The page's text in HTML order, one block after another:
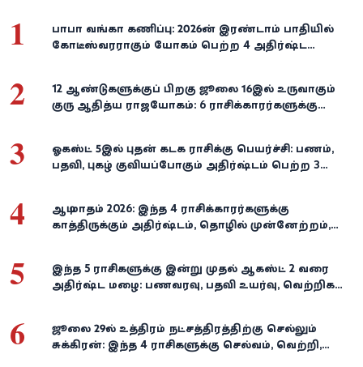
1
பாபா வங்கா கணிப்பு: 2026-ன் இரண்டாம் பாதியில்
கோடீஸ்வரராகும் யோகம் பெற்ற 4 அதிர்ஷ்ட
2
12 ஆண்டுகளுக்குப் பிறகு ஜூலை 16இல் உருவாகும்
குரு ஆதித்ய ராஜயோகம்: 6 ராசிக்காரர்களுக்கு
3
ஓகஸ்ட் 5இல் புதன் கடக ராசிக்கு பெயர்ச்சி: பணம்,
பதவி, புகழ் குவியப்போகும் அதிர்ஷ்டம் பெற்ற 3
4
ஆடி மாதம் 2026: இந்த 4 ராசிக்காரர்களுக்கு
காத்திருக்கும் அதிர்ஷ்டம், தொழில் முன்னேற்றம்,
5
இந்த 5 ராசிகளுக்கு இன்று முதல் ஆகஸ்ட் 2 வரை
அதிர்ஷ்ட மழை: பணவரவு, பதவி உயர்வு, வெற்றிகள்
6
ஜூலை 29-ல் உத்திரம் நட்சத்திரத்திற்கு செல்லும்
சுக்கிரன்: இந்த 4 ராசிகளுக்கு செல்வம், வெற்றி,